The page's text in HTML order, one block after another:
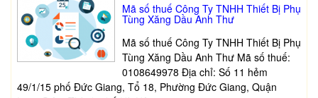
Mã số thuế Công Ty TNHH Thiết Bị Phụ
Tùng Xăng Dầu Anh Thư
Mã số thuế Công Ty TNHH Thiết Bị Phụ
Tùng Xăng Dầu Anh Thư Mã số thuế:
0108649978 Địa chỉ: Số 11 hẻm
49/1/15 phố Đức Giang, Tổ 18, Phường Đức Giang, Quận